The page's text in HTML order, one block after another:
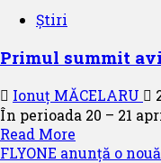
crește
zborurilor
spre
Madrid
Știri
Primul summit
Ionuț MĂCELARU
În perioada 20 – 21
Read More
more
FLYONE anunță o